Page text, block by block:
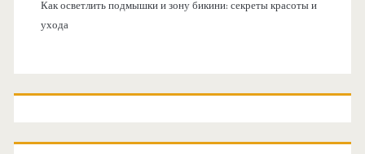
Как осветлить подмышки и зону бикини: секреты красоты и
ухода